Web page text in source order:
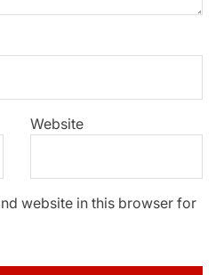
Website
website in this browser for